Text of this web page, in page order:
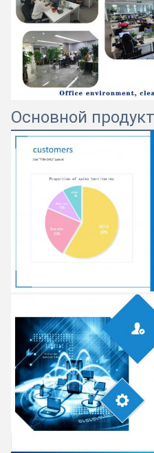
Основной продукт